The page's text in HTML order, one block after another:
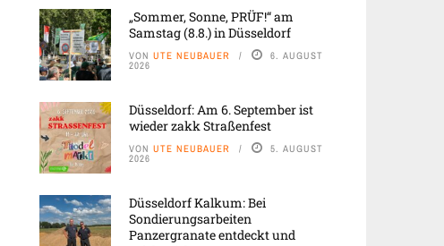
„Sommer, Sonne, PRÜF!“ am
Samstag (8.8.) in Düsseldorf
VON UTE NEUBAUER 6. AUGUST
2026
Düsseldorf: Am 6. September ist
wieder zakk Straßenfest
VON UTE NEUBAUER 5. AUGUST
2026
Düsseldorf Kalkum: Bei
Sondierungsarbeiten
Panzergranate entdeckt und